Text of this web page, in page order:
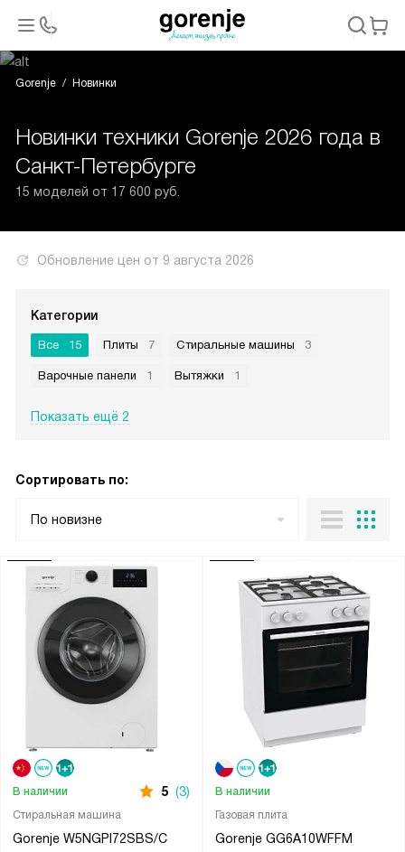
Gorenje Новинки
Новинки техники Gorenje 2026 года в
Санкт-Петербурге
15 моделей от 17 600 руб.
Обновление цен от 9 августа 2026
Категории
Все 15 Плиты 7 Стиральные машины 3
Варочные панели 1 Вытяжки 1
Показать ещё 2
Сортировать по:
По новизне
Стиральная машина
Gorenje W5NGPI72SBS/C
В наличии 5 (3)
Газовая плита
Gorenje GG6A10WFFM
В наличии